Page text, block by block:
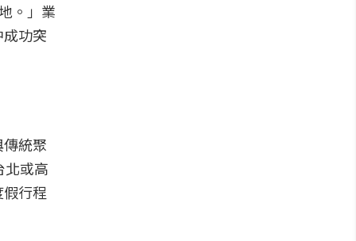
。」業
功突
統聚
北或高
行程